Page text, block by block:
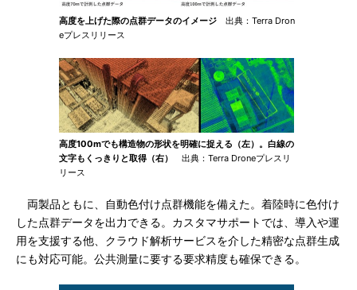
高度を上げた際の点群データのイメージ 出典：Terra Dron
eプレスリリース
高度100mでも構造物の形状を明確に捉える（左）。白線の
文字もくっきりと取得（右）
出典：Terra Droneプレスリ
リース
両製品ともに、自動色付け点群機能を備えた。着陸時に色付け
した点群データを出力できる。カスタマサポートでは、導入や運
用を支援する他、クラウド解析サービスを介した精密な点群生成
にも対応可能。公共測量に要する要求精度も確保できる。